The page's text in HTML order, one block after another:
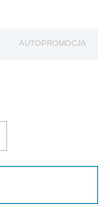
AUTOPROMOCJA